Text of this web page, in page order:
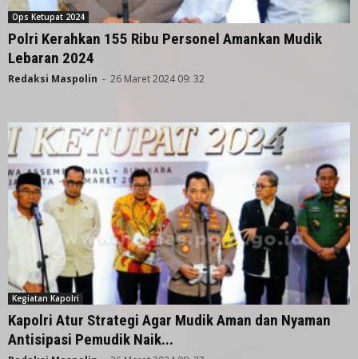
Ops Ketupat 2024
Polri Kerahkan 155 Ribu Personel Amankan Mudik
Lebaran 2024
Redaksi Maspolin - 26 Maret 2024 09: 32
Kegiatan Kapolri
Kapolri Atur Strategi Agar Mudik Aman dan Nyaman
Antisipasi Pemudik Naik...